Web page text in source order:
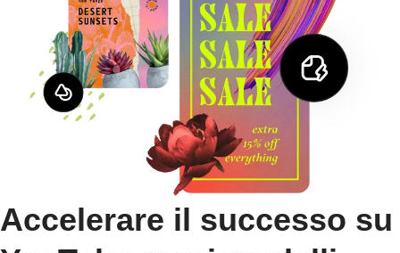
Accelerare il successo su